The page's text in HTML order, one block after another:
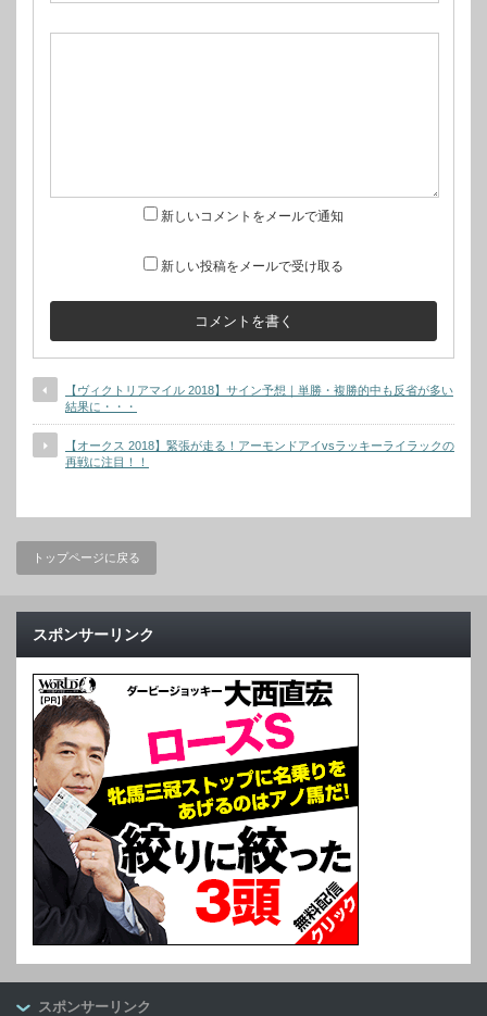
新しいコメントをメールで通知
新しい投稿をメールで受け取る
【ヴィクトリアマイル 2018】サイン予想｜単勝・複勝的中も反省が多い
結果に・・・
【オークス 2018】緊張が走る！アーモンドアイvsラッキーライラックの
再戦に注目！！
トップページに戻る
スポンサーリンク
スポンサーリンク